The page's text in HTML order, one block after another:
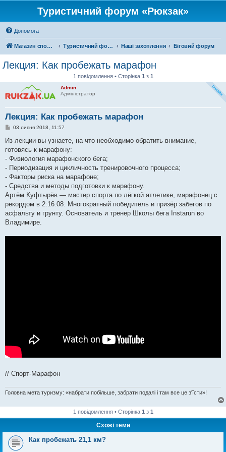
Туристичний форум «Рюкзак»
Допомога
Магазин спорядження Туристичний форум «Рюкзак» Наші захоплення Біговий форум
Лекция: Как пробежать марафон
1 повідомлення • Сторінка 1 з 1
Admin
Адміністратор
Лекция: Как пробежать марафон
П
в
д
о
л
е
н
я
03 липня 2018, 11:57
Из лекции вы узнаете, на что необходимо обратить внимание,
готовясь к марафону:
- Физиология марафонского бега;
- Периодизация и цикличность тренировочного процесса;
- Факторы риска на марафоне;
- Средства и методы подготовки к марафону.
Артём Куфтырёв — мастер спорта по лёгкой атлетике, марафонец с
рекордом в 2:16.08. Многократный победитель и призёр забегов по
асфальту и грунту. Основатель и тренер Школы бега Instarun во
Владимире.
// Спорт-Марафон
Головна мета туризму: «набрати побільше, забрати подалі і там все це з'їсти»!
1 повідомлення • Сторінка 1 з 1
Схожі теми
Как пробежать 21,1 км?